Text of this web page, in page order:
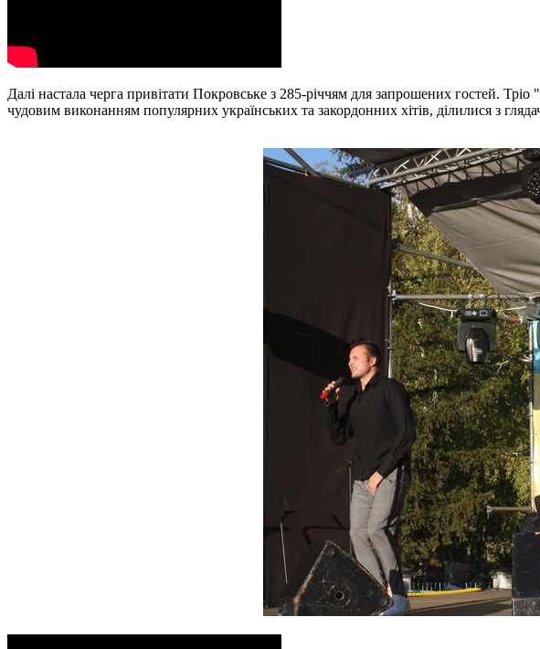
Далі настала черга привітати Покровське з 285-річчям для запрошених гостей.
чудовим виконанням популярних українських та закордонних хітів, ділилися з